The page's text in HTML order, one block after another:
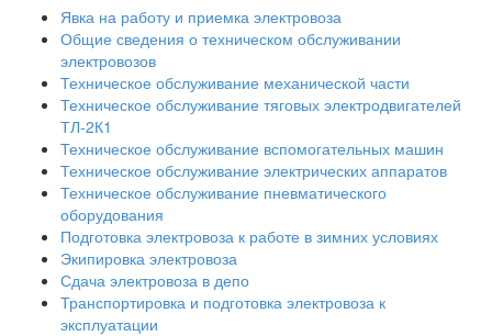
Явка на работу и приемка электровоза
Общие сведения о техническом обслуживании
электровозов
Техническое обслуживание механической части
Техническое обслуживание тяговых электродвигателей
ТЛ-2К1
Техническое обслуживание вспомогательных машин
Техническое обслуживание электрических аппаратов
Техническое обслуживание пневматического
оборудования
Подготовка электровоза к работе в зимних условиях
Экипировка электровоза
Сдача электровоза в депо
Транспортировка и подготовка электровоза к
эксплуатации